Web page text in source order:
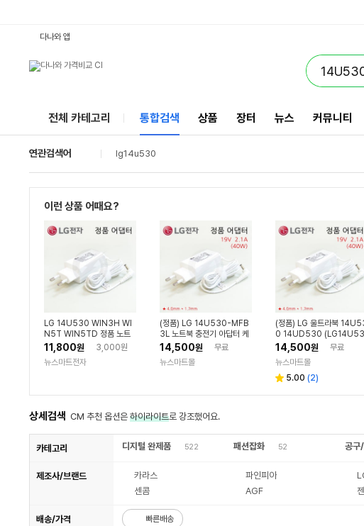
다나와 앱
전체 카테고리 통합검색 상품 장터 뉴스 커뮤니티
연관검색어 lg14u530
이런 상품 어때요?
LG 14U530 WIN3H WI
N5T WIN5TD 정품 노트
북 어댑터 아답터 아답타 어
답터 충전기 19V 2.1A
11,800원
3,000원
뉴스마트전자
(정품) LG 14U530-MFB
3L 노트북 충전기 아답터 케
이블
14,500원
무료
뉴스마트몰
(정품) LG 울트라북
0 14UD530
전원 아답터 충전기 (19V 2.
1A 40W)
14,500원
무료
뉴스마트몰
5.00 (2)
상세검색 CM 추천 옵션은 하이라이트로 강조했어요.
카테고리 디지털 완제품 522 패션잡화 52 공구/
제조사/브랜드 카라스 파인피아
센콤
AGF
배송/가격 빠른배송